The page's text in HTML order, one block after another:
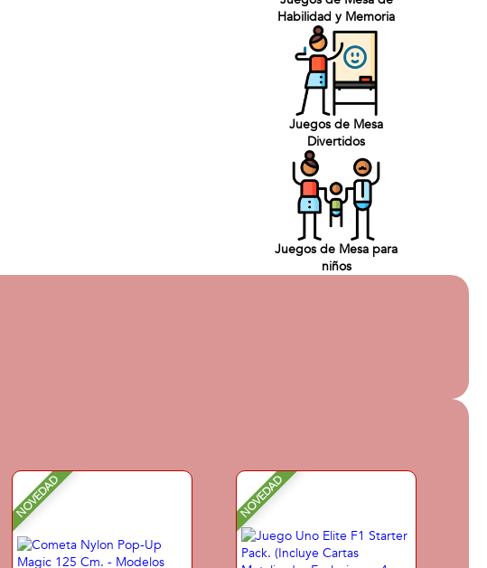
Habilidad y Memoria
Juegos de Mesa
Divertidos
Juegos de Mesa para
niños
NOVEDAD NOVEDAD